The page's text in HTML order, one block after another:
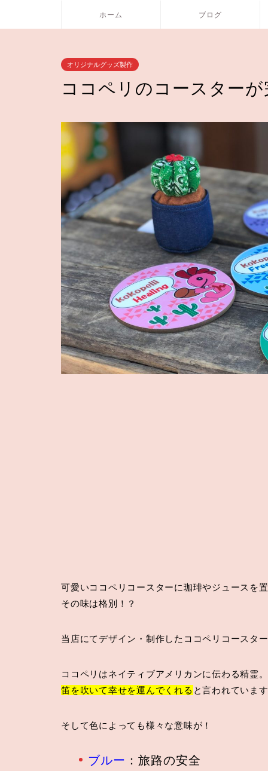
ホーム ブログ
オリジナルグッズ製作
ココペリのコースター
可愛いココペリコースターに珈琲やジュースを
その味は格別！？
当店にてデザイン・制作したココペリコースタ
ココペリはネイティブアメリカンに伝わる精霊。
笛を吹いて幸せを運んでくれる と言われていま
そして色によっても様々な意味が！
ブルー ：旅路の安全